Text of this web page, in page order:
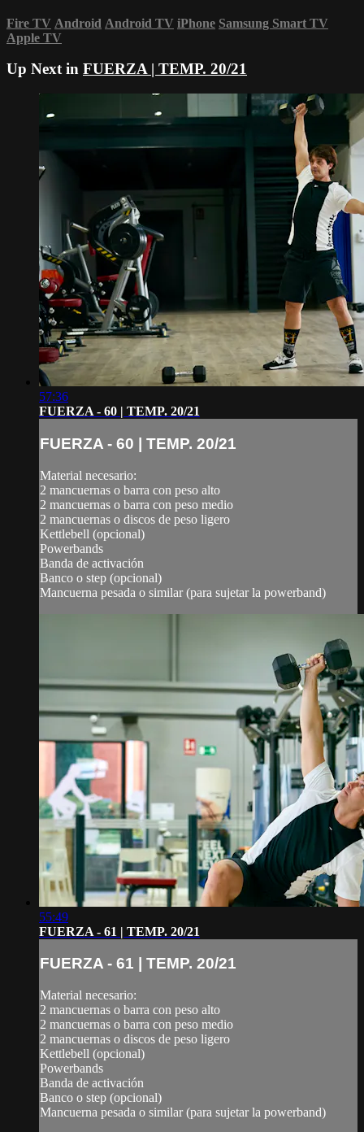
Fire TV Android Android TV iPhone Samsung Smart TV
Apple TV
Up Next in FUERZA | TEMP. 20/21
57:36
FUERZA - 60 | TEMP. 20/21
FUERZA - 60 | TEMP. 20/21
Material necesario:
2 mancuernas o barra con peso alto
2 mancuernas o barra con peso medio
2 mancuernas o discos de peso ligero
Kettlebell (opcional)
Powerbands
Banda de activación
Banco o step (opcional)
Mancuerna pesada o similar (para sujetar la powerband)
55:49
FUERZA - 61 | TEMP. 20/21
FUERZA - 61 | TEMP. 20/21
Material necesario:
2 mancuernas o barra con peso alto
2 mancuernas o barra con peso medio
2 mancuernas o discos de peso ligero
Kettlebell (opcional)
Powerbands
Banda de activación
Banco o step (opcional)
Mancuerna pesada o similar (para sujetar la powerband)